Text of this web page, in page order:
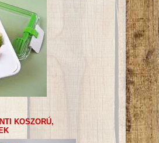
KOSZORÚ,